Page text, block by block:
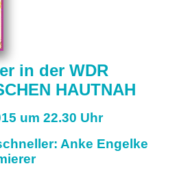
in der WDR
HAUTNAH
um 22.30 Uhr
Anke Engelke